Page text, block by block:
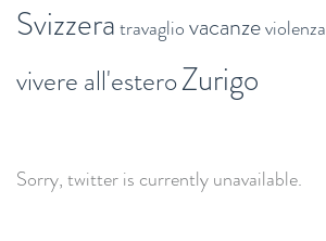
Svizzeratravagliovacanzeviolenza
vivere all'esteroZurigo
Sorry, twitter is currently unavailable.